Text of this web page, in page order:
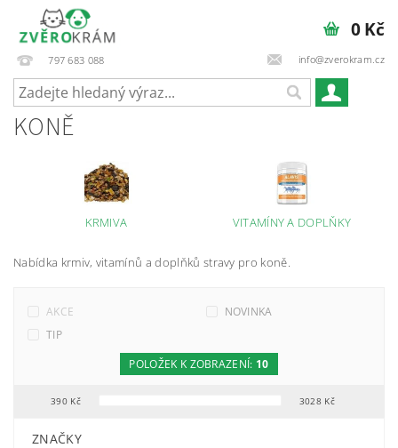
797 683 088 info@zverokram.cz
0 Kč
KONĚ
KRMIVA VITAMÍNY A DOPLŇKY
Nabídka krmiv, vitamínů a doplňků stravy pro koně.
AKCE
NOVINKA
TIP
390Kč 3028 Kč
POLOŽEK K ZOBRAZENÍ: 10
FILTR PODLE PARAMETRŮ, VLASTNOSTÍ A VÝROBCŮ
ZNAČKY